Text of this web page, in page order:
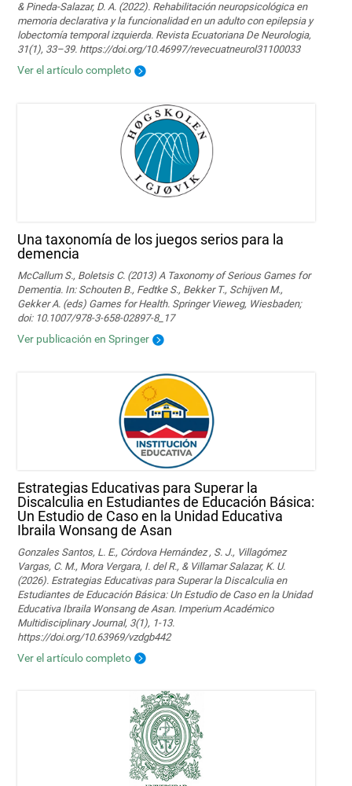
& Pineda-Salazar, D. A. (2022). Rehabilitación neuropsicológica en
memoria declarativa y la funcionalidad en un adulto con epilepsia y
lobectomía temporal izquierda. Revista Ecuatoriana De Neurologia,
31(1), 33–39. https://doi.org/10.46997/revecuatneurol31100033
Ver el artículo completo
Una taxonomía de los juegos serios para la
demencia
McCallum S., Boletsis C. (2013) A Taxonomy of Serious Games for
Dementia. In: Schouten B., Fedtke S., Bekker T., Schijven M.,
Gekker A. (eds) Games for Health. Springer Vieweg, Wiesbaden;
doi: 10.1007/978-3-658-02897-8_17
Ver publicación en Springer
Estrategias Educativas para Superar la
Discalculia en Estudiantes de Educación Básica:
Un Estudio de Caso en la Unidad Educativa
Ibraila Wonsang de Asan
Gonzales Santos, L. E., Córdova Hernández , S. J., Villagómez
Vargas, C. M., Mora Vergara, I. del R., & Villamar Salazar, K. U.
(2026). Estrategias Educativas para Superar la Discalculia en
Estudiantes de Educación Básica: Un Estudio de Caso en la Unidad
Educativa Ibraila Wonsang de Asan. Imperium Académico
Multidisciplinary Journal, 3(1), 1-13.
https://doi.org/10.63969/vzdgb442
Ver el artículo completo